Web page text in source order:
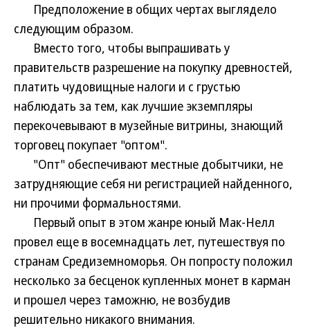
Предположение в общих чертах выглядело
следующим образом.
Вместо того, чтобы выпрашивать у
правительств разрешение на покупку древностей,
платить чудовищные налоги и с грустью
наблюдать за тем, как лучшие экземпляры
перекочевывают в музейные витрины, знающий
торговец покупает "оптом".
"Опт" обеспечивают местные добытчики, не
затрудняющие себя ни регистрацией найденного,
ни прочими формальностями.
Первый опыт в этом жанре юный Мак-Нелл
провел еще в восемнадцать лет, путешествуя по
странам Средиземноморья. Он попросту положил
несколько за бесценок купленных монет в карман
и прошел через таможню, не возбудив
решительно никакого внимания.